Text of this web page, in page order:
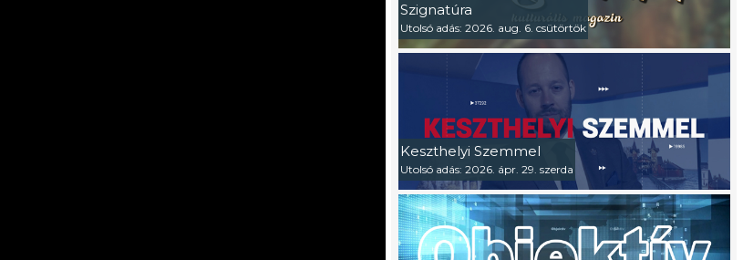
Szignatúra
Utolsó adás: 2026. aug. 6. csütörtök
Keszthelyi Szemmel
Utolsó adás: 2026. ápr. 29. szerda